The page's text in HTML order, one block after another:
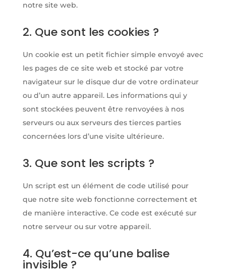
notre site web.
2. Que sont les cookies ?
Un cookie est un petit fichier simple envoyé avec
les pages de ce site web et stocké par votre
navigateur sur le disque dur de votre ordinateur
ou d’un autre appareil. Les informations qui y
sont stockées peuvent être renvoyées à nos
serveurs ou aux serveurs des tierces parties
concernées lors d’une visite ultérieure.
3. Que sont les scripts ?
Un script est un élément de code utilisé pour
que notre site web fonctionne correctement et
de manière interactive. Ce code est exécuté sur
notre serveur ou sur votre appareil.
4. Qu’est-ce qu’une balise
invisible ?